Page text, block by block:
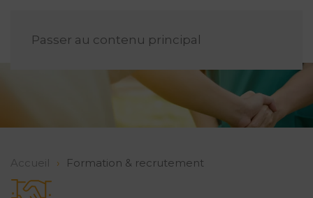
Passer au contenu principal
Accueil Formation & recrutement